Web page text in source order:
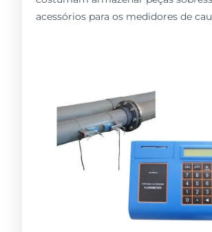
acessórios para os medidores de